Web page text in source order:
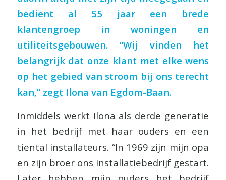
bedient al 55 jaar een brede
klantengroep in woningen en
utiliteitsgebouwen. “Wij vinden het
belangrijk dat onze klant met elke wens
op het gebied van stroom bij ons terecht
kan,” zegt Ilona van Egdom-Baan.
Inmiddels werkt Ilona als derde generatie
in het bedrijf met haar ouders en een
tiental installateurs. “In 1969 zijn mijn opa
en zijn broer ons installatiebedrijf gestart.